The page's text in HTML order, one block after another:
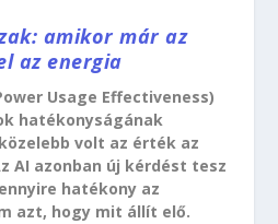
amikor már az
az energia
Usage Effectiveness)
hatékonyságának
volt az érték az
AI azonban új kérdést tesz
hatékony az
azt, hogy mit állít elő.